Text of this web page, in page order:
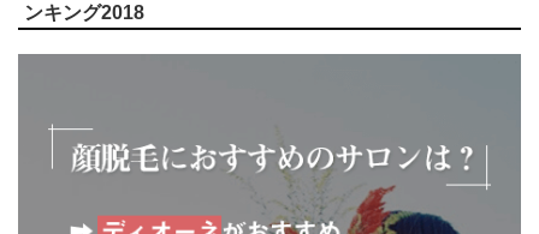
ンキング2018